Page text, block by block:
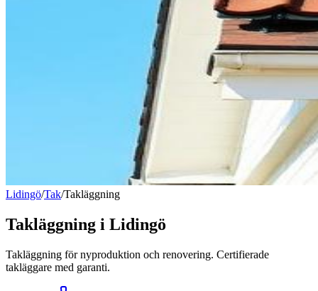
Lidingö/Tak/Takläggning
Takläggning i Lidingö
Takläggning för nyproduktion och renovering. Certifierade
takläggare med garanti.